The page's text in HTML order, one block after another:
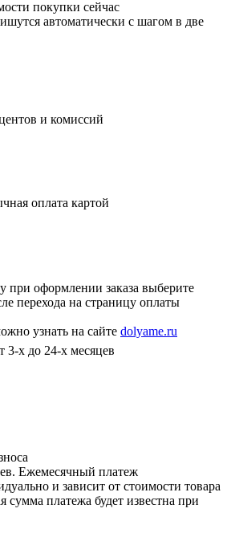
покупки сейчас
автоматически с шагом в две
и комиссий
оплата картой
при оформлении заказа выберите
перехода на страницу оплаты
узнать на сайте dolyame.ru
3-х до 24-х месяцев
Ежемесячный платеж
и зависит от стоимости товара
сумма платежа будет известна при